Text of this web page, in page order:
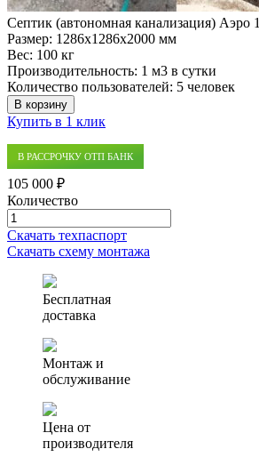
Септик (автономная канализация) Аэро 1
Размер: 1286x1286x2000 мм
Вес: 100 кг
Производительность: 1 м3 в сутки
Количество пользователей: 5 человек
В корзину
Купить в 1 клик
В РАССРОЧКУ ОТП БАНК
105 000 ₽
Количество
Количество
товара
Септик
канализация)
Скачать техпаспорт
Скачать схему монтажа
Бесплатная
доставка
Монтаж и
обслуживание
Цена от
производителя